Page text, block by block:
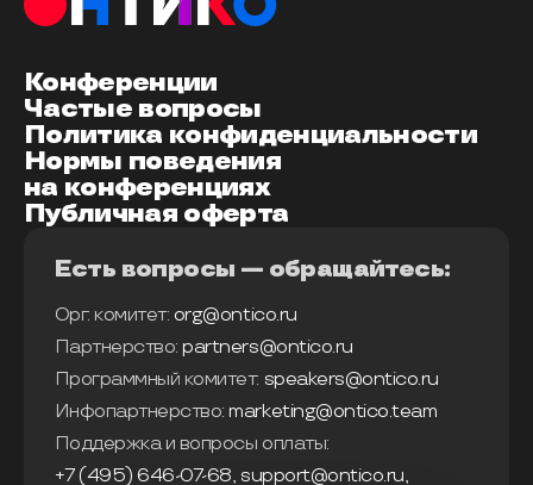
Конференции
Частые вопросы
Политика конфиденциальности
Нормы поведения
на конференциях
Публичная оферта
Есть вопросы — обращайтесь:
Орг. комитет: org@ontico.ru
Партнерство: partners@ontico.ru
Программный комитет: speakers@ontico.ru
Инфопартнерство: marketing@ontico.team
Поддержка и вопросы оплаты:
+7 (495) 646-07-68, support@ontico.ru,